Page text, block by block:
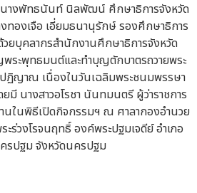
างพัทธนันท์ นิลพัฒน์ ศึกษาธิการจังหวัด
ทองเจือ เอี่ยมธนานุรักษ์ รองศึกษาธิการ
ยบุคลากรสำนักงานศึกษาธิการจังหวัด
ระพุทธมนต์และทำบุญตักบาตรถวายพระ
ฏิญาณ เนื่องในวันเฉลิมพระชนมพรรษา
ยมี นางสาวอโรชา นันทมนตรี ผู้ว่าราชการ
นในพิธีเปิดกิจกรรมฯ ณ ศาลากองอำนวย
ร่วงโรจนฤทธิ์ องค์พระปฐมเจดีย์ อำเภอ
รปฐม จังหวัดนครปฐม